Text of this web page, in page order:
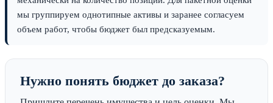
мы группируем однотипные активы и заранее согласуем
объем работ, чтобы бюджет был предсказуемым.
Нужно понять бюджет до заказа?